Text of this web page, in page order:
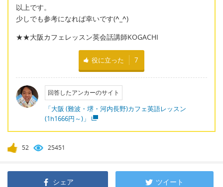
以上です。
少しでも参考になれば幸いです(^_^)
★★大阪カフェレッスン英会話講師KOGACHI
役に立った 7
回答したアンカーのサイト
「大阪 (難波・堺・河内長野)カフェ英語レッスン
(1h1666円～)」
52 25451
シェア ツイート